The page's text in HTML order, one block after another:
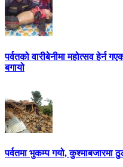
पर्वतको वारीबेनीमा महोत्सव हेर्न
बगायो
पर्वतमा भुकम्प गयो, कुश्माबजारमा